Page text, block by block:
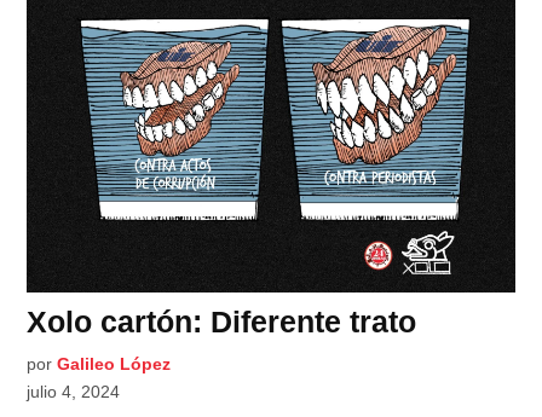
Xolo cartón: Diferente trato
por Galileo López
julio 4, 2024